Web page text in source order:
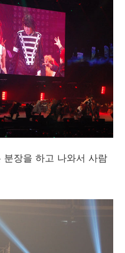
분장을 하고 나와서 사람